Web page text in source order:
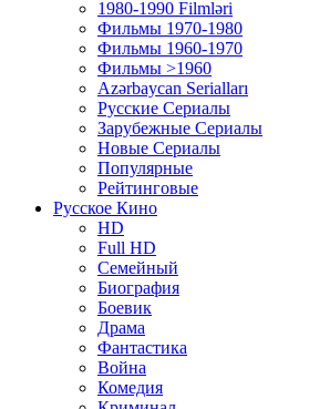
1980-1990 Filmləri
Фильмы 1970-1980
Фильмы 1960-1970
Фильмы >1960
Azərbaycan Serialları
Русские Сериалы
Зарубежные Сериалы
Новые Сериалы
Популярные
Рейтинговые
Русское Кино
HD
Full HD
Семейный
Биография
Боевик
Драма
Фантастика
Война
Комедия